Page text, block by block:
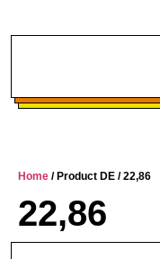
Home / Product DE / 22,86
22,86